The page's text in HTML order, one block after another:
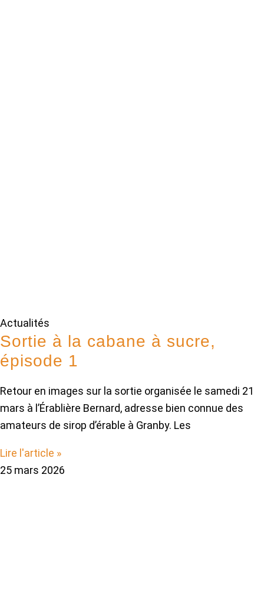
Actualités
Sortie à la cabane à sucre,
épisode 1
Retour en images sur la sortie organisée le samedi 21
mars à l’Érablière Bernard, adresse bien connue des
amateurs de sirop d’érable à Granby. Les
Lire l'article »
25 mars 2026